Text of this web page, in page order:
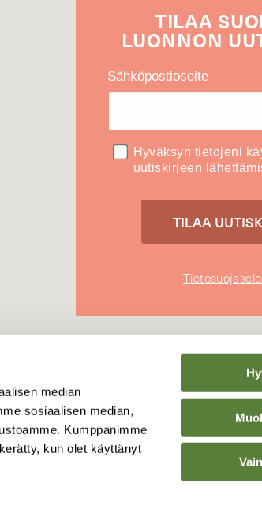
median
sosiaalisen median,
Kumppanimme
kun olet käyttänyt
TILAA
LUONNON
Sähköpostiosoite
Hyväksyn tietojeni
uutiskirjeen